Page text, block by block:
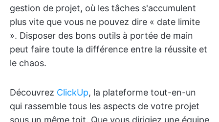
gestion de projet, où les tâches s'accumulent
plus vite que vous ne pouvez dire « date limite
». Disposer des bons outils à portée de main
peut faire toute la différence entre la réussite et
le chaos.
Découvrez ClickUp, la plateforme tout-en-un
qui rassemble tous les aspects de votre projet
sous un même toit. Que vous dirigiez une équipe